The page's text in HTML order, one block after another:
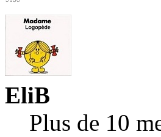
EliB
Plus de 10